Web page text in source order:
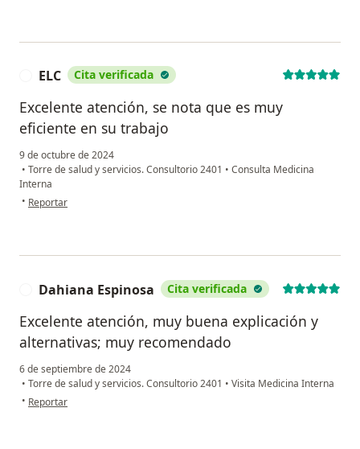
ELC Cita verificada
Excelente atención, se nota que es muy
eficiente en su trabajo
9 de octubre de 2024
• Torre de salud y servicios. Consultorio 2401 • Consulta Medicina
Interna
• en opinión del usuario ELC
Reportar
Dahiana Espinosa Cita verificada
Excelente atención, muy buena explicación y
alternativas; muy recomendado
6 de septiembre de 2024
• Torre de salud y servicios. Consultorio 2401 • Visita Medicina Interna
• en opinión del usuario Dahiana Espinosa
Reportar